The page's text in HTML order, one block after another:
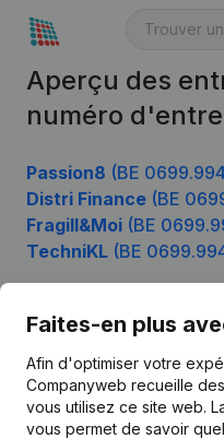
Aperçu des
numéro
Passion8 (BE
Distri Finance (BE
Fragill&Moi (BE
TechniKL (BE
Faites-en plus
Afin d'optimiser votre
Companyweb recueille
vous utilisez ce site web.
vous permet de savoir
Français